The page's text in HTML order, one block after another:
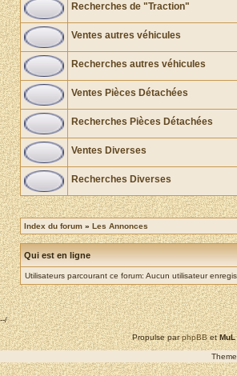
Recherches de "Traction"
Ventes autres véhicules
Recherches autres véhicules
Ventes Pièces Détachées
Recherches Pièces Détachées
Ventes Diverses
Recherches Diverses
Index du forum » Les Annonces
Qui est en ligne
Utilisateurs parcourant ce forum: Aucun utilisateur
--/
Propulse parphpBBetMuL